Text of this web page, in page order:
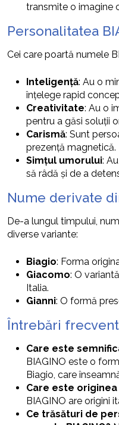
transmite o imagine
Personalitatea
Cei care poartă numele
Inteligență: Au o
înțelege rapid
Creativitate: Au o
pentru a găsi soluții
Carismă: Sunt
prezență magnetică.
Simțul umorului:
să râdă și de a
Nume derivate
De-a lungul timpului,
diverse variante:
Biagio: Forma
Giacomo: O
Italia.
Gianni: O formă
Întrebări
Care este
BIAGINO este o
Biagio, care
Care este originea
BIAGINO are origini
Ce trăsături de